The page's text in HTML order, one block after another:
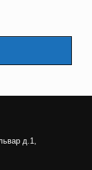
д.1,